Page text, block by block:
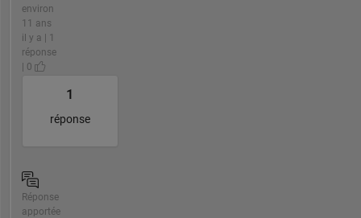
environ
11 ans
il y a | 1
réponse
| 0
1
réponse
Réponse
apportée